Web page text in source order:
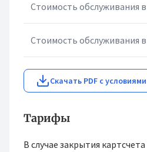
Стоимость обслуживания
Стоимость обслуживания
Скачать PDF с условиями
Тарифы
В случае закрытия